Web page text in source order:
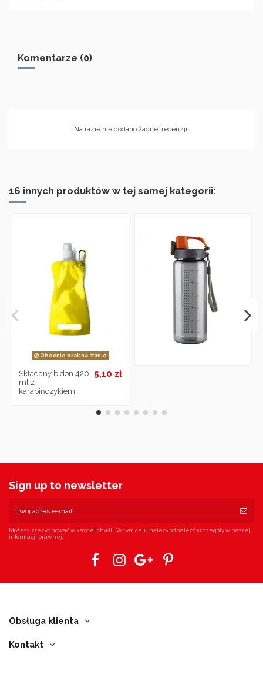
Komentarze (0)
Na razie nie dodano żadnej recenzji.
16 innych produktów w tej samej kategorii:
Obecnie brak na stanie
Składany bidon 420
ml z
karabińczykiem
5,10 zł
Sign up to newsletter
Możesz zrezygnować w każdej chwili. W tym celu należy odnaleźć szczegóły w naszej
informacji prawnej.
Obsługa klienta
Kontakt